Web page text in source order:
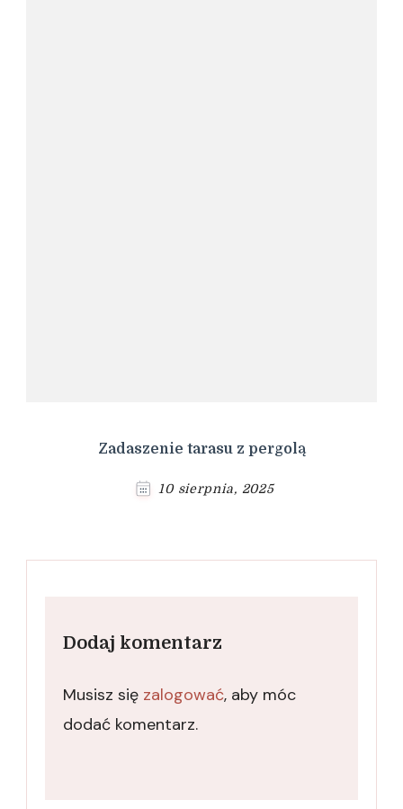
Zadaszenie tarasu z pergolą
10 sierpnia, 2025
Dodaj komentarz
Musisz się zalogować, aby móc
dodać komentarz.